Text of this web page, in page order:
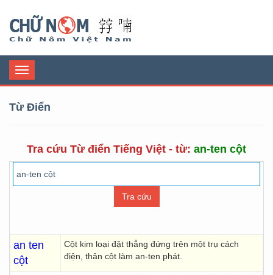
Toggle
navigation
Từ Điển
Tra cứu Từ điển Tiếng Việt - từ: an-ten cột
an ten
cột
Cột kim loại đặt thẳng đứng trên một trụ cách
điện, thân cột làm an-ten phát.